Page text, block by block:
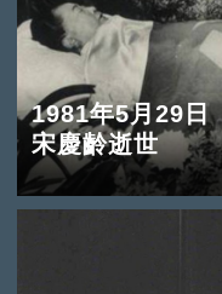
1981年5月29日
宋慶齡逝世